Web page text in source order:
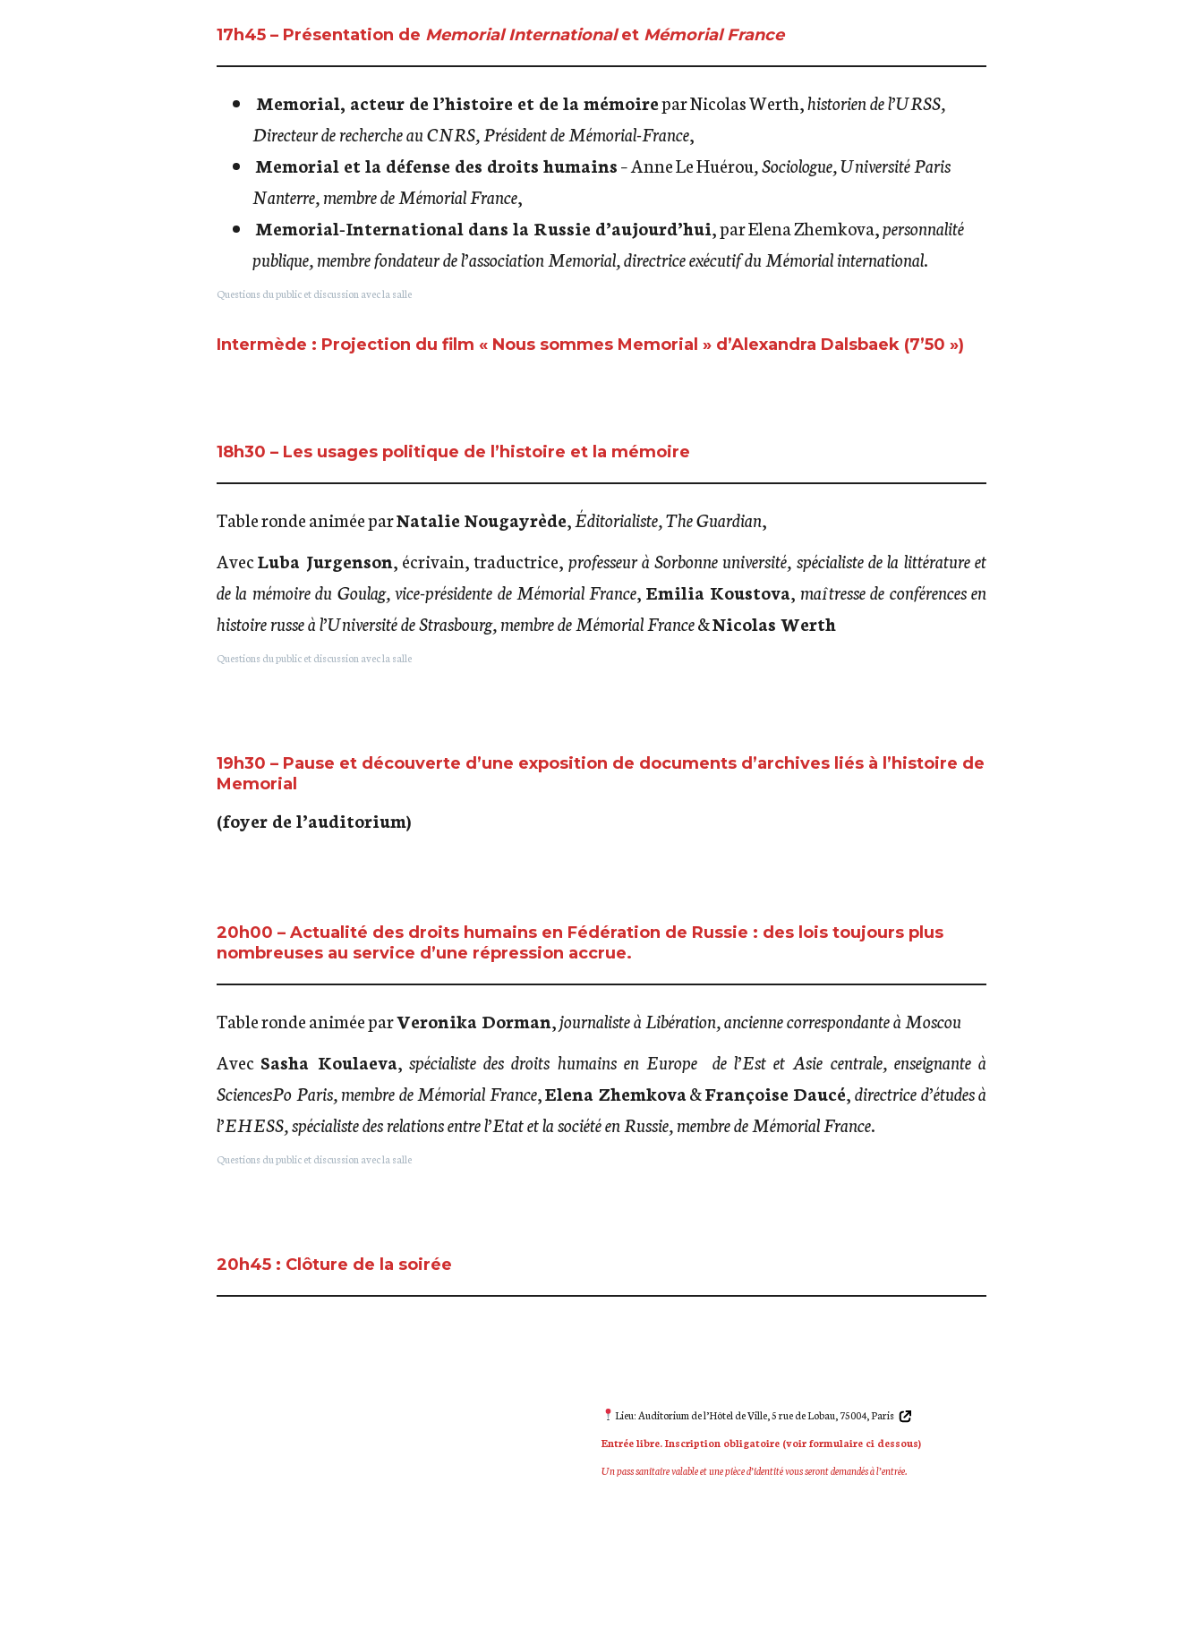
17h45 – Présentation de Memorial Internationalet Mémorial France
Memorial, acteur de l’histoire et de la mémoirepar Nicolas Werth,historien de l’URSS,
Directeur de recherche au CNRS, Président de Mémorial-France,
Memorial et la défense des droits humains– Anne Le Huérou, Sociologue, Université Paris
Nanterre, membre de Mémorial France,
Memorial-International dans la Russie d’aujourd’hui, par Elena Zhemkova,personnalité
publique, membre fondateur de l’association Memorial, directrice exécutif du Mémorial international.
Questions du public et discussion avec la salle
Intermède : Projection du film « Nous sommes Memorial » d’Alexandra Dalsbaek (7’50 »)
18h30 – Les usages politique de l’histoire et la mémoire
Table ronde animée parNatalie Nougayrède, Éditorialiste, The Guardian,
AvecLuba Jurgenson, écrivain, traductrice, professeur à Sorbonne université, spécialiste de la littérature et
de la mémoire du Goulag, vice-présidente de Mémorial France, Emilia Koustova, maîtresse de conférences en
histoire russe à l’Université de Strasbourg, membre de Mémorial France&Nicolas Werth
Questions du public et discussion avec la salle
19h30 – Pause et découverte d’une exposition de documents d’archives liés à l’histoire de
Memorial
(foyer de l’auditorium)
20h00 – Actualité des droits humains en Fédération de Russie : des lois toujours plus
nombreuses au service d’une répression accrue.
Table ronde animée parVeronika Dorman,journaliste à Libération, ancienne correspondante à Moscou
Avec Sasha Koulaeva, spécialiste des droits humains en Europe de l’Est et Asie centrale, enseignante à
SciencesPo Paris, membre de Mémorial France,Elena Zhemkova&Françoise Daucé,directrice d’études à
l’EHESS, spécialiste des relations entre l’Etat et la société en Russie, membre de Mémorial France.
Questions du public et discussion avec la salle
20h45 : Clôture de la soirée
Lieu: Auditorium de l’Hôtel de Ville, 5 rue de Lobau, 75004, Paris
Entrée libre. Inscription obligatoire (voir formulaire ci dessous)
Un pass sanitaire valable et une pièce d’identité vous seront demandés à l’entrée.